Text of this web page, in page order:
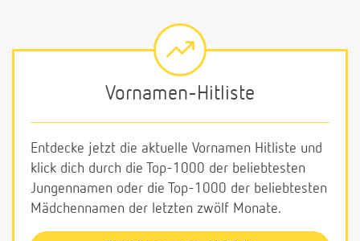
Vornamen-Hitliste
Entdecke jetzt die aktuelle Vornamen Hitliste und
klick dich durch die Top-1000 der beliebtesten
Jungennamen oder die Top-1000 der beliebtesten
Mädchennamen der letzten zwölf Monate.